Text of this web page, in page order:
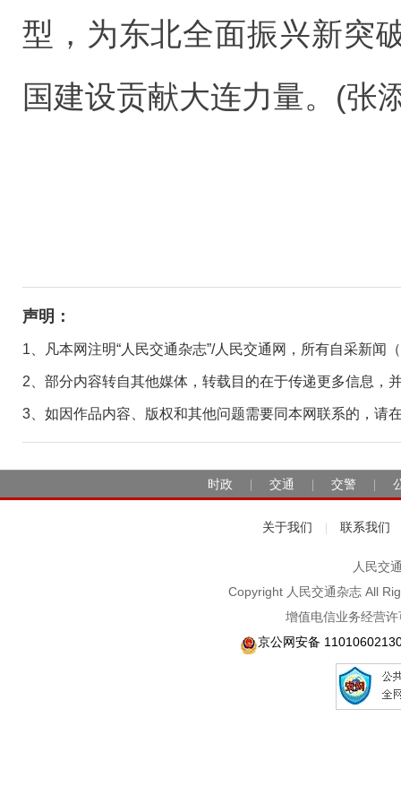
型，为东北全面振兴新突
国建设贡献大连力量。(张
声明：
1、凡本网注明“人民交通杂志”/人民交通网，所有自采新
2、部分内容转自其他媒体，转载目的在于传递更多信息，
3、如因作品内容、版权和其他问题需要同本网联系的，请
时政 交通 交警
关于我们 联系我们
人民交
Copyright 人民交通杂志 All
增值电信业务经营
京公网安备